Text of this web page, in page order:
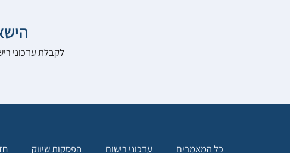
לקבלת עדכוני
כל המאמרים עדכוני רישום הפסקות שיווק